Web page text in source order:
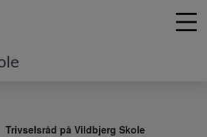
Trivselsråd på Vildbjerg Skole